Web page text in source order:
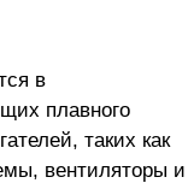
в
плавного
таких как
вентиляторы и